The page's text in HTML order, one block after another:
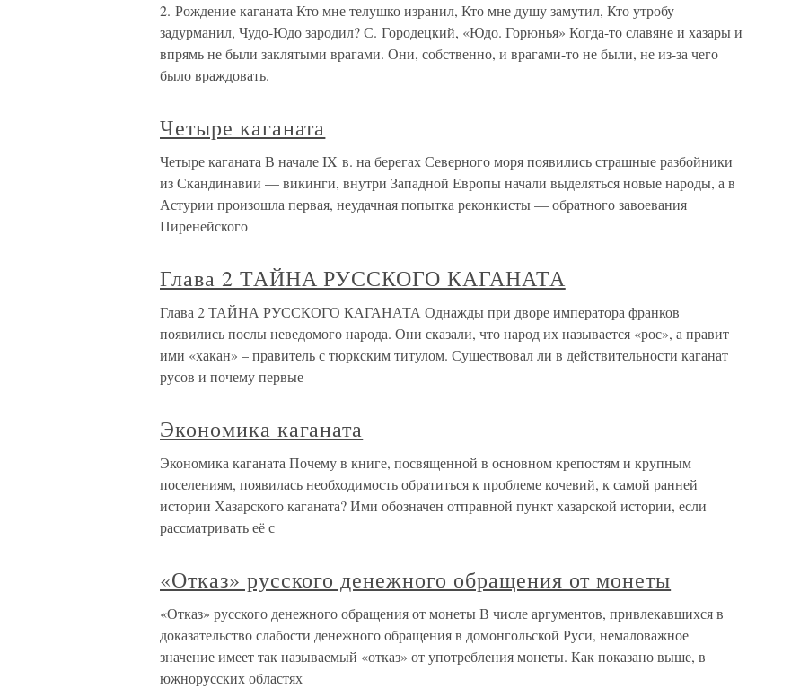
2. Рождение каганата Кто мне телушко изранил, Кто мне душу замутил, Кто утробу
задурманил, Чудо-Юдо зародил? С. Городецкий, «Юдо. Горюнья» Когда-то славяне и хазары и
впрямь не были заклятыми врагами. Они, собственно, и врагами-то не были, не из-за чего
было враждовать.
Четыре каганата
Четыре каганата В начале IX в. на берегах Северного моря появились страшные разбойники
из Скандинавии — викинги, внутри Западной Европы начали выделяться новые народы, а в
Астурии произошла первая, неудачная попытка реконкисты — обратного завоевания
Пиренейского
Глава 2 ТАЙНА РУССКОГО КАГАНАТА
Глава 2 ТАЙНА РУССКОГО КАГАНАТА Однажды при дворе императора франков
появились послы неведомого народа. Они сказали, что народ их называется «рос», а правит
ими «хакан» – правитель с тюркским титулом. Существовал ли в действительности каганат
русов и почему первые
Экономика каганата
Экономика каганата Почему в книге, посвященной в основном крепостям и крупным
поселениям, появилась необходимость обратиться к проблеме кочевий, к самой ранней
истории Хазарского каганата? Ими обозначен отправной пункт хазарской истории, если
рассматривать её с
«Отказ» русского денежного обращения от монеты
«Отказ» русского денежного обращения от монеты В числе аргументов, привлекавшихся в
доказательство слабости денежного обращения в домонгольской Руси, немаловажное
значение имеет так называемый «отказ» от употребления монеты. Как показано выше, в
южнорусских областях